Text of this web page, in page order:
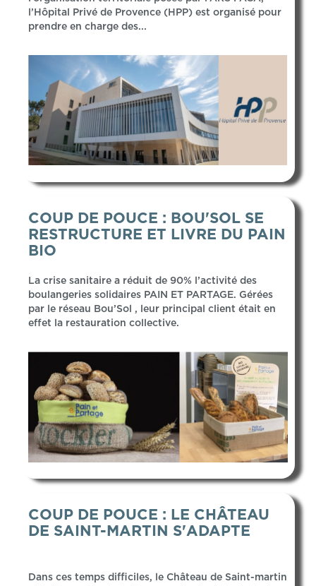
l’Hôpital Privé de Provence (HPP) est organisé pour
prendre en charge des...
COUP DE POUCE : BOU'SOL SE
RESTRUCTURE ET LIVRE DU PAIN
BIO
La crise sanitaire a réduit de 90% l’activité des
boulangeries solidaires PAIN ET PARTAGE. Gérées
par le réseau Bou’Sol , leur principal client était en
effet la restauration collective.
COUP DE POUCE : LE CHÂTEAU
DE SAINT-MARTIN S'ADAPTE
Dans ces temps difficiles, le Château de Saint-martin